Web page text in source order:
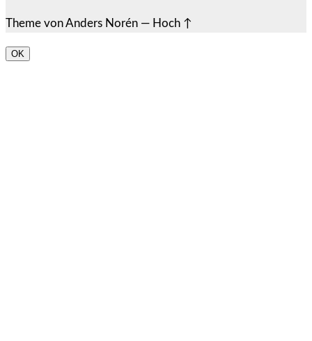
Theme vonAnders Norén — Hoch ↑
OK